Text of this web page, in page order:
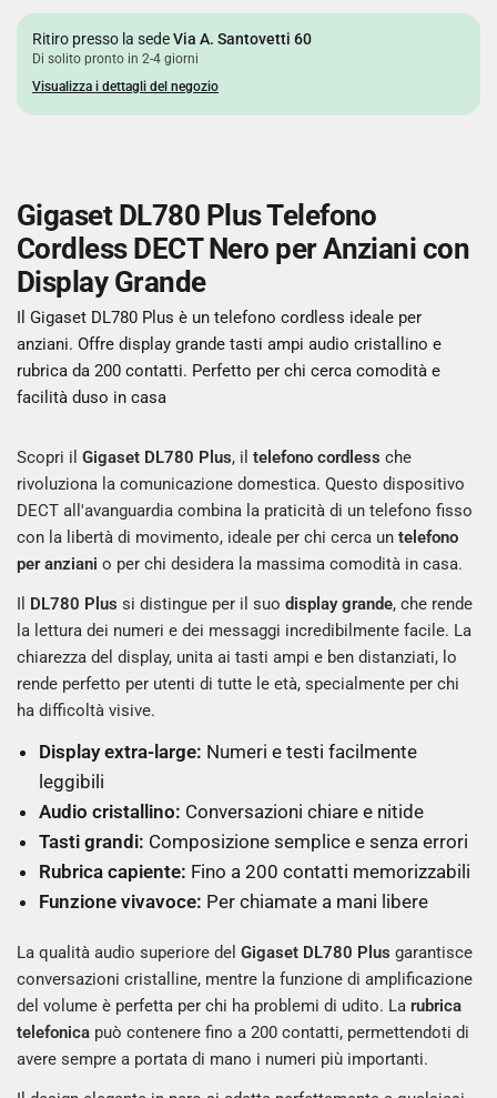
Ritiro presso la sedeVia A. Santovetti 60
Di solito pronto in 2-4 giorni
Visualizza i dettagli del negozio
Gigaset DL780 Plus Telefono
Cordless DECT Nero per Anziani con
Display Grande
Il Gigaset DL780 Plus è un telefono cordless ideale per
anziani. Offre display grande tasti ampi audio cristallino e
rubrica da 200 contatti. Perfetto per chi cerca comodità e
facilità duso in casa
Scopri ilGigaset DL780 Plus, iltelefono cordless che
rivoluziona la comunicazione domestica. Questo dispositivo
DECT all'avanguardia combina la praticità di un telefono fisso
con la libertà di movimento, ideale per chi cerca untelefono
per anziani o per chi desidera la massima comodità in casa.
Il DL780 Plus si distingue per il suodisplay grande, che rende
la lettura dei numeri e dei messaggi incredibilmente facile. La
chiarezza del display, unita ai tasti ampi e ben distanziati, lo
rende perfetto per utenti di tutte le età, specialmente per chi
ha difficoltà visive.
Display extra-large: Numeri e testi facilmente
leggibili
Audio cristallino: Conversazioni chiare e nitide
Tasti grandi: Composizione semplice e senza errori
Rubrica capiente: Fino a 200 contatti memorizzabili
Funzione vivavoce: Per chiamate a mani libere
La qualità audio superiore delGigaset DL780 Plus garantisce
conversazioni cristalline, mentre la funzione di amplificazione
del volume è perfetta per chi ha problemi di udito. Larubrica
telefonica può contenere fino a 200 contatti, permettendoti di
avere sempre a portata di mano i numeri più importanti.